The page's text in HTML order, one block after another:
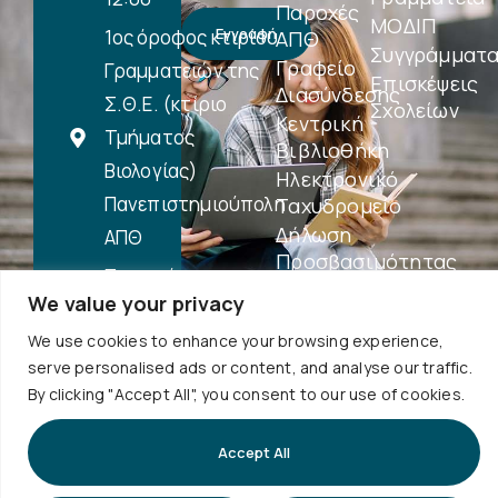
We value your privacy
We use cookies to enhance your browsing experience,
serve personalised ads or content, and analyse our traffic.
By clicking "Accept All", you consent to our use of cookies.
Accept All
Εγγραφή
Παροχές
ΑΠΘ
Γραφείο
Διασύνδεσης
Κεντρική
Βιβλιοθήκη
Ηλεκτρονικό
Ταχυδρομείο
Δήλωση
Προσβασιμότητας
ΜΟΔΙΠ
Επισκέψεις
Σχολείων
1ος όροφος κτιρίου
Γραμματειών της
Σ.Θ.Ε. (κτίριο
Τμήματος
Βιολογίας)
Πανεπιστημιούπολη
ΑΠΘ
Περισσότερα
...
Copyright © 2026 Τμήμα Φυσικής ΑΠΘ. All Rights
Reserved. Designed byRubik's Studio